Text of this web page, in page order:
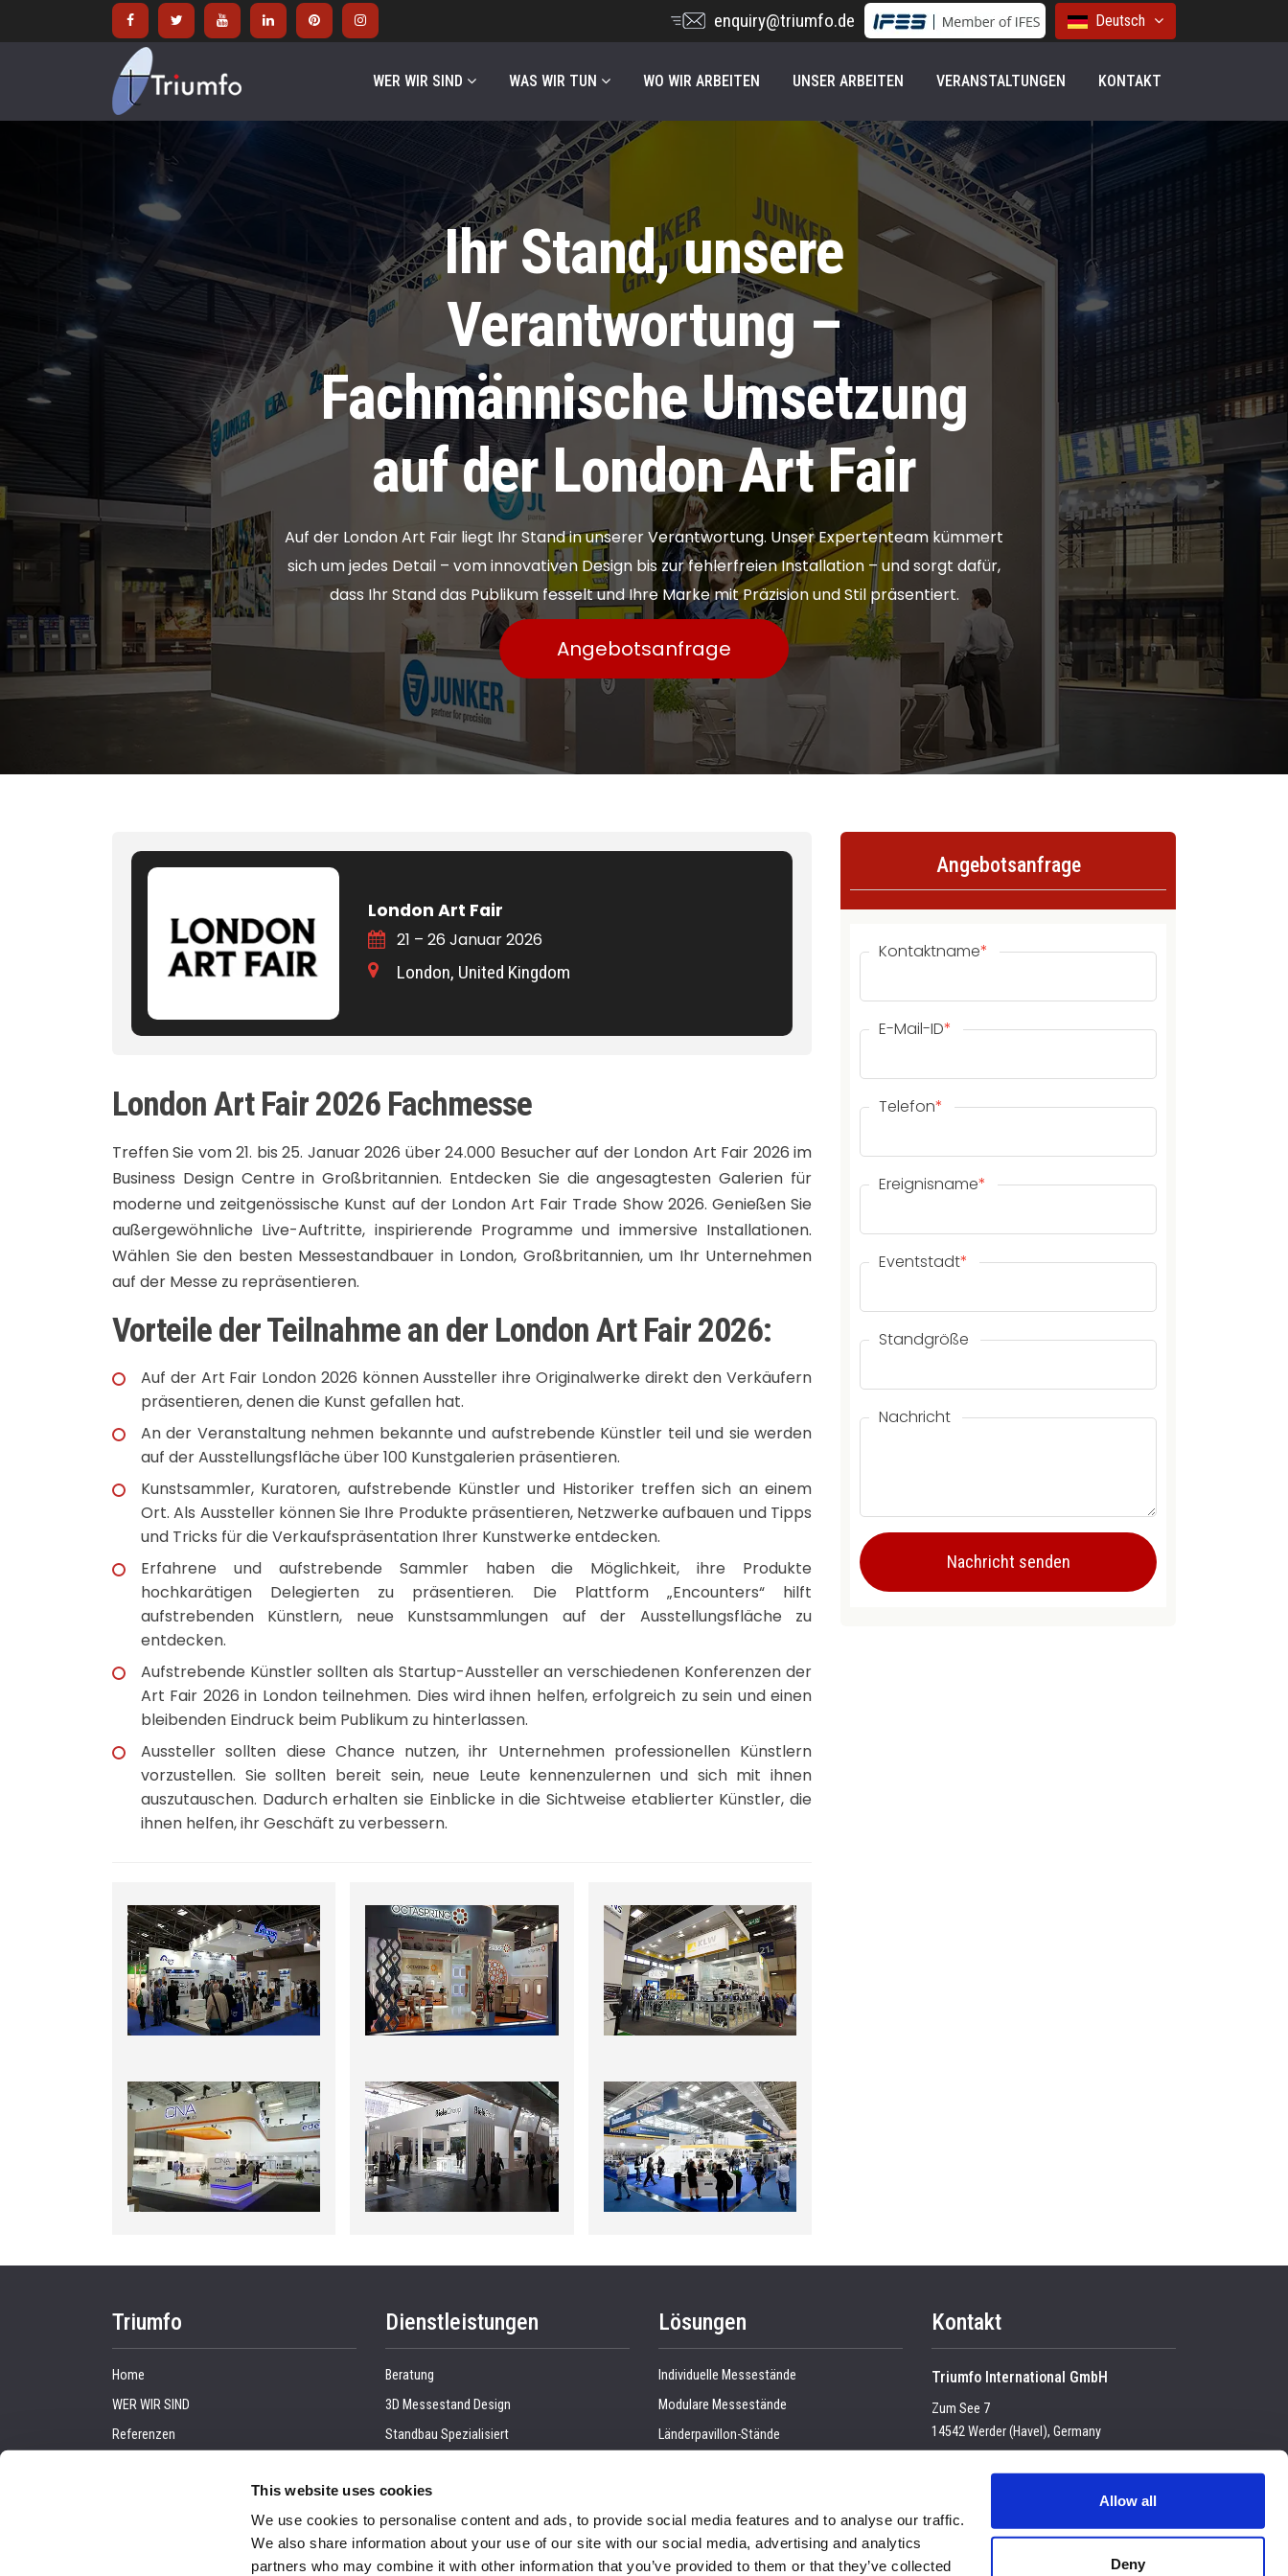
This website uses cookies
We use cookies to personalise content and ads, to provide social media features and to analyse our traffic.
We also share information about your use of our site with our social media, advertising and analytics
partners who may combine it with other information that you’ve provided to them or that they’ve collected
Allow all
Deny
enquiry@triumfo.de Deutsch
WER WIR SIND WAS WIR TUN WO WIR ARBEITEN UNSER ARBEITEN VERANSTALTUNGEN KONTAKT
Ihr Stand, unsere
Verantwortung –
Fachmännische Umsetzung
auf der London Art Fair
Auf der London Art Fair liegt Ihr Stand in unserer Verantwortung. Unser Expertenteam kümmert
sich um jedes Detail – vom innovativen Design bis zur fehlerfreien Installation – und sorgt dafür,
dass Ihr Stand das Publikum fesselt und Ihre Marke mit Präzision und Stil präsentiert.
Angebotsanfrage
London Art Fair
21 – 26 Januar 2026
London, United Kingdom
London Art Fair 2026 Fachmesse
Treffen Sie vom 21. bis 25. Januar 2026 über 24.000 Besucher auf der London Art Fair 2026 im
Business Design Centre in Großbritannien. Entdecken Sie die angesagtesten Galerien für
moderne und zeitgenössische Kunst auf der London Art Fair Trade Show 2026. Genießen Sie
außergewöhnliche Live-Auftritte, inspirierende Programme und immersive Installationen.
Wählen Sie den besten Messestandbauer in London, Großbritannien, um Ihr Unternehmen
auf der Messe zu repräsentieren.
Vorteile der Teilnahme an der London Art Fair 2026:
Auf der Art Fair London 2026 können Aussteller ihre Originalwerke direkt den Verkäufern
präsentieren, denen die Kunst gefallen hat.
An der Veranstaltung nehmen bekannte und aufstrebende Künstler teil und sie werden
auf der Ausstellungsfläche über 100 Kunstgalerien präsentieren.
Kunstsammler, Kuratoren, aufstrebende Künstler und Historiker treffen sich an einem
Ort. Als Aussteller können Sie Ihre Produkte präsentieren, Netzwerke aufbauen und Tipps
und Tricks für die Verkaufspräsentation Ihrer Kunstwerke entdecken.
Erfahrene und aufstrebende Sammler haben die Möglichkeit, ihre Produkte
hochkarätigen Delegierten zu präsentieren. Die Plattform „Encounters“ hilft
aufstrebenden Künstlern, neue Kunstsammlungen auf der Ausstellungsfläche zu
entdecken.
Aufstrebende Künstler sollten als Startup-Aussteller an verschiedenen Konferenzen der
Art Fair 2026 in London teilnehmen. Dies wird ihnen helfen, erfolgreich zu sein und einen
bleibenden Eindruck beim Publikum zu hinterlassen.
Aussteller sollten diese Chance nutzen, ihr Unternehmen professionellen Künstlern
vorzustellen. Sie sollten bereit sein, neue Leute kennenzulernen und sich mit ihnen
auszutauschen. Dadurch erhalten sie Einblicke in die Sichtweise etablierter Künstler, die
ihnen helfen, ihr Geschäft zu verbessern.
Angebotsanfrage
Kontaktname*
E-Mail-ID*
Telefon*
Ereignisname*
Eventstadt*
Standgröße
Nachricht
Triumfo
Home
WER WIR SIND
Referenzen
Dienstleistungen
Beratung
3D Messestand Design
Standbau Spezialisiert
Messemanagement
Montage, Demontage und Versand
Audiovisuell
Lösungen
Individuelle Messestände
Modulare Messestände
Länderpavillon-Stände
Einzelhandelsinterieur
Büroinnenraum
Kontakt
Triumfo International GmbH
Zum See 7
14542 Werder (Havel), Germany
E-mail:
enquiry@triumfo.de